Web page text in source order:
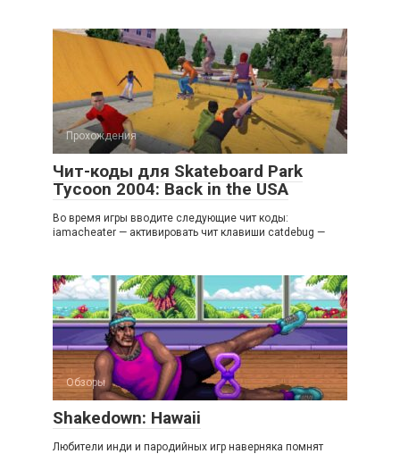
Прохождения
Чит-коды для Skateboard Park
Tycoon 2004: Back in the USA
Во время игры вводите следующие чит коды:
iamacheater — активировать чит клавиши catdebug —
Обзоры
Shakedown: Hawaii
Любители инди и пародийных игр наверняка помнят